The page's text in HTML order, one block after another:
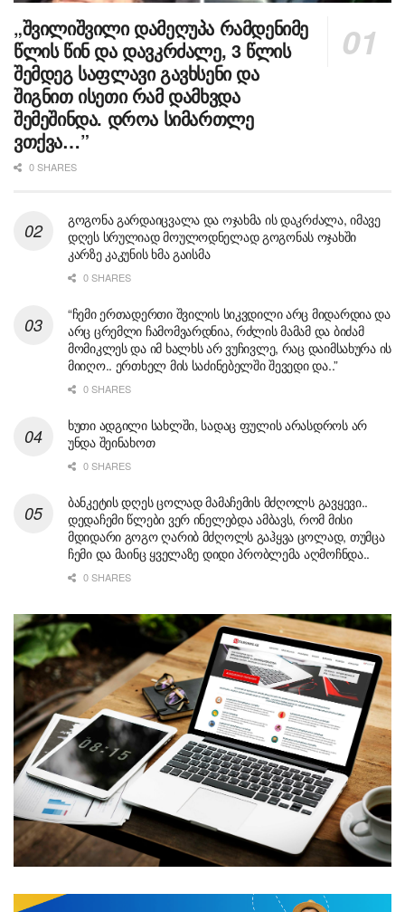
„შვილიშვილი დამეღუპა რამდენიმე
წლის წინ და დავკრძალე, 3 წლის
შემდეგ საფლავი გავხსენი და
შიგნით ისეთი რამ დამხვდა
შემეშინდა. დროა სიმართლე
ვთქვა…”
0 SHARES
გოგონა გარდაიცვალა და ოჯახმა ის დაკრძალა, იმავე
დღეს სრულიად მოულოდნელად გოგონას ოჯახში
კარზე კაკუნის ხმა გაისმა
0 SHARES
“ჩემი ერთადერთი შვილის სიკვდილი არც მიდარდია და
არც ცრემლი ჩამომვარდნია, რძლის მამამ და ბიძამ
მომიკლეს და იმ ხალხს არ ვუჩივლე, რაც დაიმსახურა ის
მიიღო.. ერთხელ მის საძინებელში შევედი და..”
0 SHARES
ხუთი ადგილი სახლში, სადაც ფულის არასდროს არ
უნდა შეინახოთ
0 SHARES
ბანკეტის დღეს ცოლად მამაჩემის მძღოლს გავყევი..
დედაჩემი წლები ვერ ინელებდა ამბავს, რომ მისი
მდიდარი გოგო ღარიბ მძღოლს გაჰყვა ცოლად, თუმცა
ჩემი და მაინც ყველაზე დიდი პრობლემა აღმოჩნდა..
0 SHARES